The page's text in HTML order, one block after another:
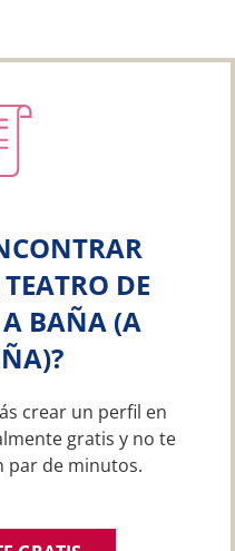
DE
BAÑA (A
crear un perfil en
gratis y no te
par de minutos.